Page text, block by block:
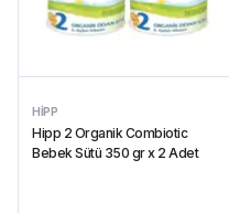
HIPP
Hipp 2 Organik Combiotic
Bebek Sütü 350 gr x 2 Adet